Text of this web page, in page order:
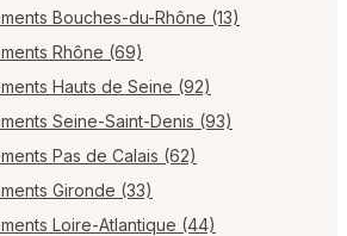
Bouches-du-Rhône (13)
Rhône (69)
Hauts de Seine (92)
Seine-Saint-Denis (93)
Pas de Calais (62)
Gironde (33)
Loire-Atlantique (44)